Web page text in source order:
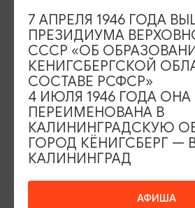
ВЫСТАВКИ
Оставленный багаж
АФИША
7 АПРЕЛЯ 1946 ГОДА
ПРЕЗИДИУМА
СССР «ОБ
КЕНИГСБЕРГСКОЙ
СОСТАВЕ РСФСР»
4 ИЮЛЯ 1946 ГОДА
ПЕРЕИМЕНОВАНА В
КАЛИНИНГРАДСКУЮ
ГОРОД КЁНИГСБЕРГ —
КАЛИНИНГРАД